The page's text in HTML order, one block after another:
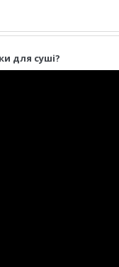
для суші?